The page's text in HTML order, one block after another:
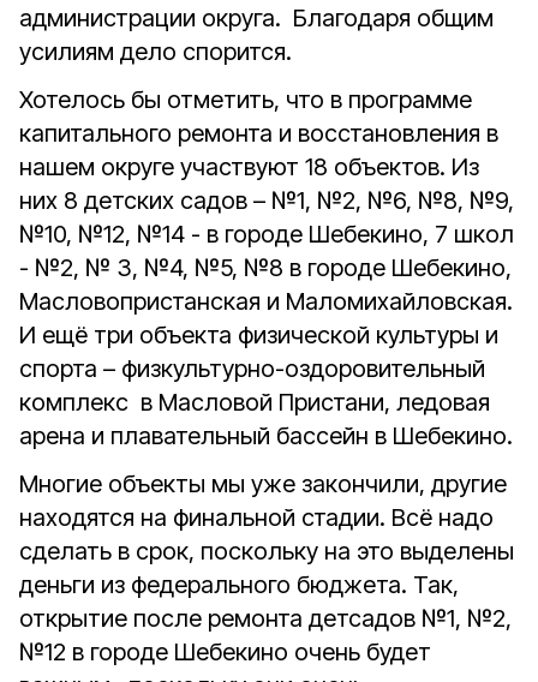
администрации округа. Благодаря общим
усилиям дело спорится.
Хотелось бы отметить, что в программе
капитального ремонта и восстановления в
нашем округе участвуют 18 объектов. Из
них 8 детских садов – №1, №2, №6, №8, №9,
№10, №12, №14 - в городе Шебекино, 7 школ
- №2, № 3, №4, №5, №8 в городе Шебекино,
Масловопристанская и Маломихайловская.
И ещё три объекта физической культуры и
спорта – физкультурно-оздоровительный
комплекс в Масловой Пристани, ледовая
арена и плавательный бассейн в Шебекино.
Многие объекты мы уже закончили, другие
находятся на финальной стадии. Всё надо
сделать в срок, поскольку на это выделены
деньги из федерального бюджета. Так,
открытие после ремонта детсадов №1, №2,
№12 в городе Шебекино очень будет